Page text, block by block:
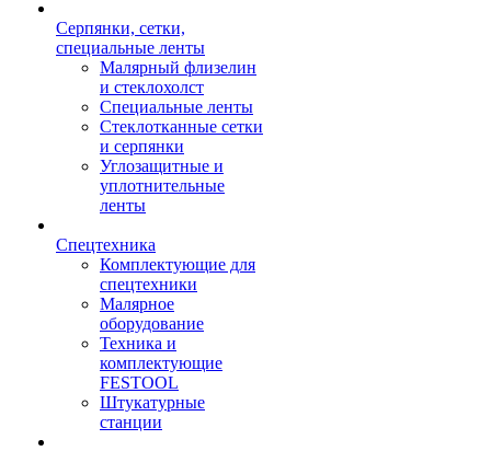
Серпянки, сетки,
специальные ленты
Малярный флизелин
и стеклохолст
Специальные ленты
Стеклотканные сетки
и серпянки
Углозащитные и
уплотнительные
ленты
Спецтехника
Комплектующие для
спецтехники
Малярное
оборудование
Техника и
комплектующие
FESTOOL
Штукатурные
станции